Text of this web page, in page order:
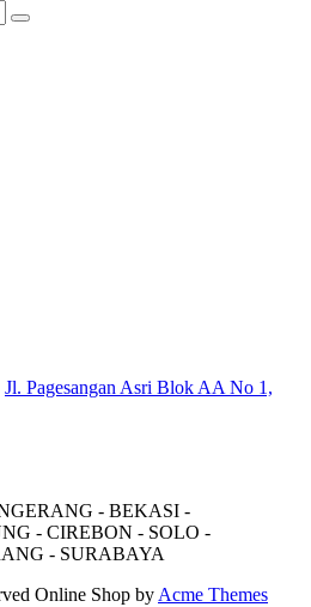
Jl. Pagesangan Asri Blok AA No 1,
- BEKASI -
- CIREBON - SOLO -
- SURABAYA
Online Shop by Acme Themes